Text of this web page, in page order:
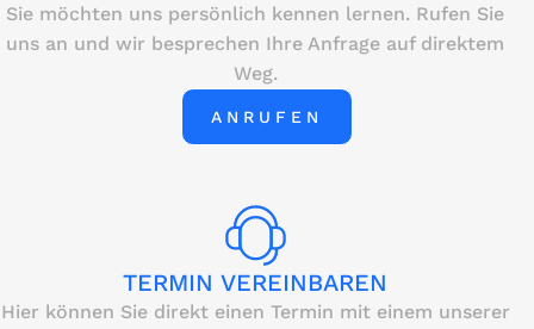
Sie möchten uns persönlich kennen lernen. Rufen Sie
uns an und wir besprechen Ihre Anfrage auf direktem
Weg.
ANRUFEN
TERMIN VEREINBAREN
Hier können Sie direkt einen Termin mit einem unserer